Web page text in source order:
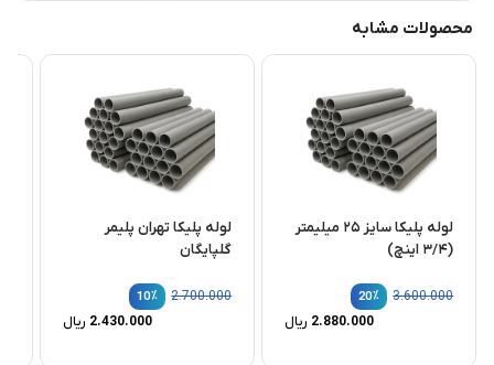
محصولات مشابه
لوله پلیکا سایز ۲۵ میلیمتر
(۳/۴ اینچ)
٪20
3.600.000
ریال 2.880.000
لوله پلیکا تهران پلیمر
گلپایگان
٪10
2.700.000
ریال 2.430.000